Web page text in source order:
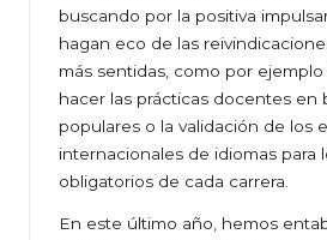
buscando por la positiva
hagan eco de las
más sentidas, como por
hacer las prácticas docentes en
populares o la validación de los
internacionales de idiomas para
obligatorios de cada carrera.
En este último año, hemos